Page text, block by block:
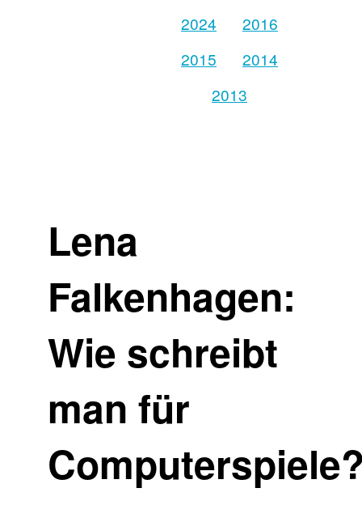
2024
2016
2015
2014
2013
Lena
Falkenhagen:
Wie schreibt
man für